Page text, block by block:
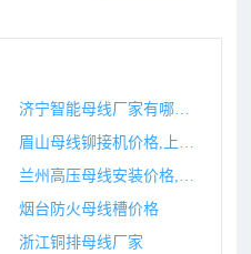
烟台防火母线槽价格
浙江铜排母线厂家